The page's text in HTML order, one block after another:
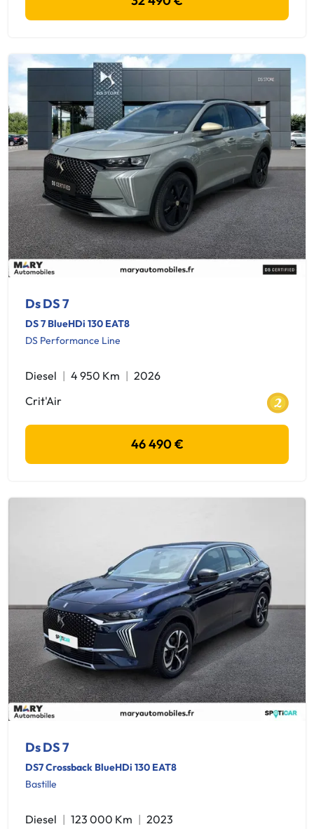
Ds DS 7
DS 7 BlueHDi 130 EAT8
DS Performance Line
Diesel 4 950 Km
2026
Crit'Air
46 490 €
Ds DS 7
DS7 Crossback BlueHDi 130 EAT8
Bastille
Diesel 123 000 Km
2023